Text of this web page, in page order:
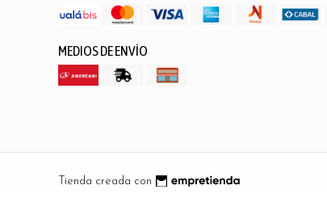
MEDIOS DE ENVÍO
Tienda creada con